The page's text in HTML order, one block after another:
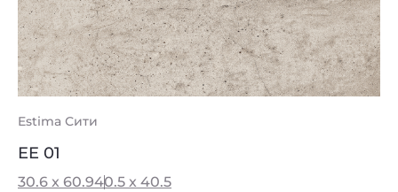
Estima Сити
EE 01
30.6 x 60.940.5 x 40.5